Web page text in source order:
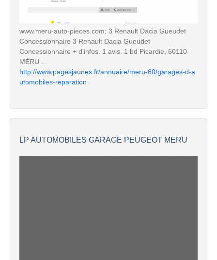
www.meru-auto-pieces.com; 3 Renault Dacia Gueudet
Concessionnaire 3 Renault Dacia Gueudet
Concessionnaire + d'infos. 1 avis. 1 bd Picardie, 60110
MÉRU ...
http://www.pagesjaunes.fr/annuaire/meru-60/garages-d-a
utomobiles-reparation
LP AUTOMOBILES GARAGE PEUGEOT MERU